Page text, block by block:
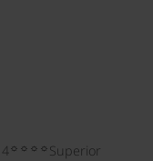
☼☼☼☼Superior